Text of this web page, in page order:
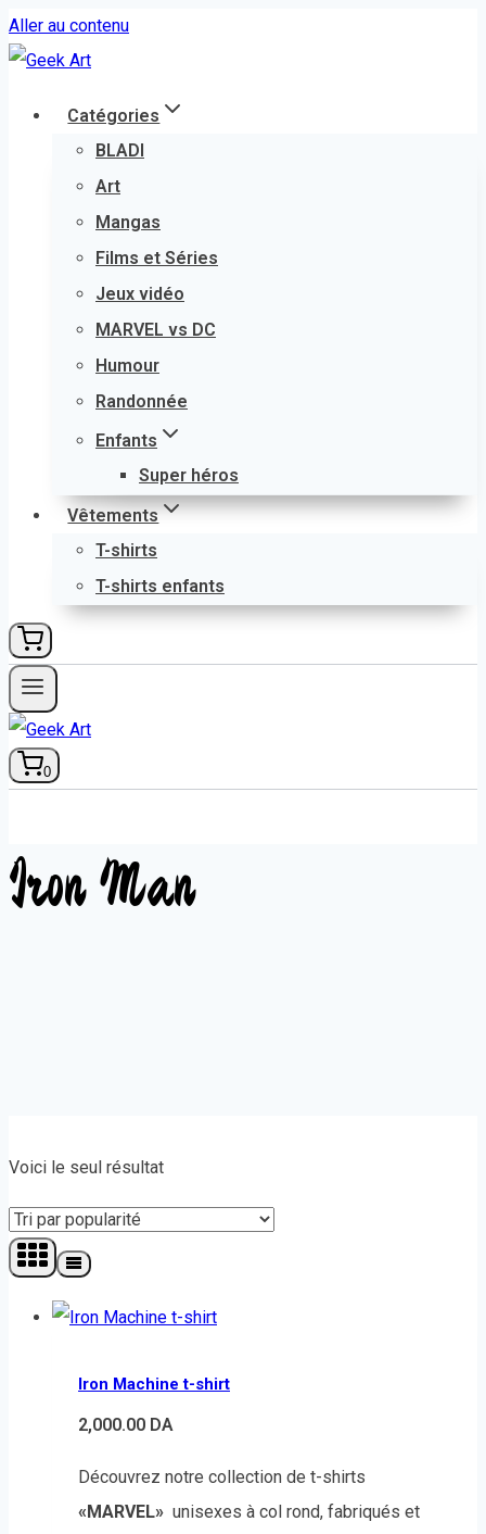
Aller au contenu
Catégories
BLADI
Art
Mangas
Films et Séries
Jeux vidéo
MARVEL vs DC
Humour
Randonnée
Enfants
Super héros
Vêtements
T-shirts
T-shirts enfants
0
Iron Man
Voici le seul résultat
Iron Machine t-shirt
2,000.00 DA
Découvrez notre collection de t-shirts
«MARVEL» unisexes à col rond, fabriqués et